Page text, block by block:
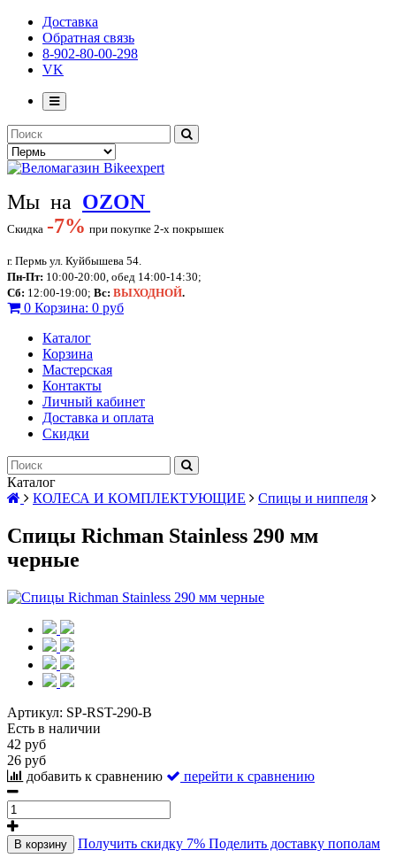
Доставка
Обратная связь
8-902-80-00-298
VK
Мы на OZON
Скидка -7% при покупке 2-х покрышек
г. Пермь ул. Куйбышева 54.
Пн-Пт: 10:00-20:00, обед 14:00-14:30;
Сб: 12:00-19:00; Вс: ВЫХОДНОЙ.
0 Корзина: 0 руб
Каталог
Корзина
Мастерская
Контакты
Личный кабинет
Доставка и оплата
Скидки
Каталог
КОЛЕСА И КОМПЛЕКТУЮЩИЕ
Спицы и ниппеля
Спицы Richman Stainless 290 мм
черные
Артикул: SP-RST-290-B
Есть в наличии
42 руб
26 руб
добавить к сравнению
перейти к сравнению
В корзину Получить скидку 7% Поделить доставку пополам